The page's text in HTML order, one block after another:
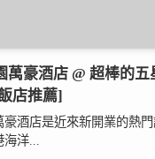
萬豪酒店 @ 超棒的
店推薦]
豪酒店是近來新開業的熱
洋...